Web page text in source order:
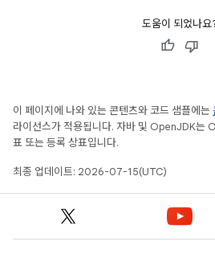
도움이 되었나요
이 페이지에 나와 있는 콘텐츠와 코드 샘플에는
라이선스가 적용됩니다. 자바 및 OpenJDK
표 또는 등록 상표입니다.
최종 업데이트: 2026-07-15(UTC)